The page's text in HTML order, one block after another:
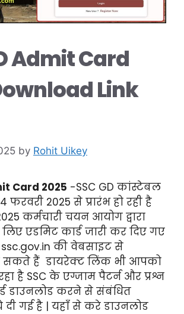
Admit Card
Link
by Rohit Uikey
Card 2025 -SSC GD कांस्टेबल
फरवरी 2025 से प्रारंभ हो रही है
कर्मचारी चयन आयोग द्वारा
लिए एडमिट कार्ड जारी कर दिए गए
ssc.gov.in की वेबसाइट से
सकते हैं डायरेक्ट लिंक भी आपको
है SSC के एग्जाम पैटर्न और प्रश्न
डाउनलोड करने से संबंधित
दी गई है | यहाँ से करे डाउनलोड